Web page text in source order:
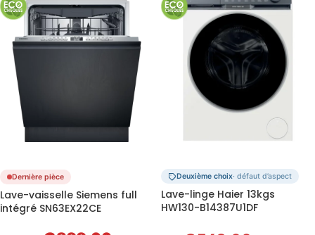
Dernière pièce
Lave-vaisselle Siemens full
intégré SN63EX22CE
Deuxième choix· défaut d’aspect
Lave-linge Haier 13kgs
HW130-B14387U1DF